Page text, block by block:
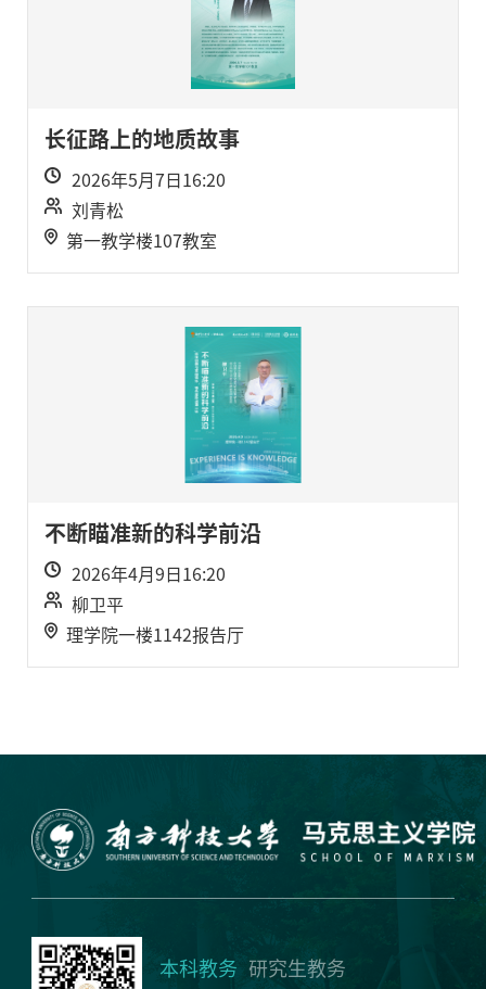
长征路上的地质故事
2026年5月7日16:20
刘青松
第一教学楼107教室
不断瞄准新的科学前沿
2026年4月9日16:20
柳卫平
理学院一楼1142报告厅
本科教务 研究生教务